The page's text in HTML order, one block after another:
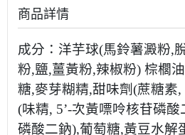
商品詳情
成分：洋芋球(馬鈴薯澱粉,
粉,鹽,薑黃粉,辣椒粉) 棕櫚
糖,麥芽糊精,甜味劑(蔗糖素,
(味精, 5’-次黃嘌呤核苷磷酸
磷酸二鈉),葡萄糖,黃豆水解